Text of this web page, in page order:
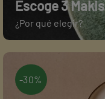
Escoge 3 Makis
¿Por qué elegir?
-30%